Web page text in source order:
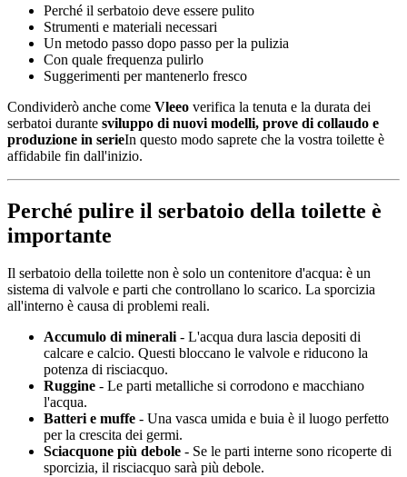
Perché il serbatoio deve essere pulito
Strumenti e materiali necessari
Un metodo passo dopo passo per la pulizia
Con quale frequenza pulirlo
Suggerimenti per mantenerlo fresco
Condividerò anche come Vleeo verifica la tenuta e la durata dei
serbatoi durante sviluppo di nuovi modelli, prove di collaudo e
produzione in serieIn questo modo saprete che la vostra toilette è
affidabile fin dall'inizio.
Perché pulire il serbatoio della toilette è
importante
Il serbatoio della toilette non è solo un contenitore d'acqua: è un
sistema di valvole e parti che controllano lo scarico. La sporcizia
all'interno è causa di problemi reali.
Accumulo di minerali- L'acqua dura lascia depositi di
calcare e calcio. Questi bloccano le valvole e riducono la
potenza di risciacquo.
Ruggine - Le parti metalliche si corrodono e macchiano
l'acqua.
Batteri e muffe - Una vasca umida e buia è il luogo perfetto
per la crescita dei germi.
Sciacquone più debole - Se le parti interne sono ricoperte di
sporcizia, il risciacquo sarà più debole.